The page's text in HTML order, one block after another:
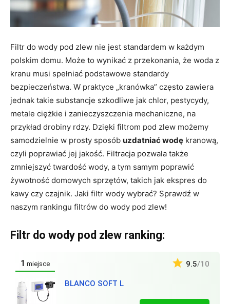
Filtr do wody pod zlew nie jest standardem w każdym
polskim domu. Może to wynikać z przekonania, że woda z
kranu musi spełniać podstawowe standardy
bezpieczeństwa. W praktyce „kranówka” często zawiera
jednak takie substancje szkodliwe jak chlor, pestycydy,
metale ciężkie i zanieczyszczenia mechaniczne, na
przykład drobiny rdzy. Dzięki filtrom pod zlew możemy
samodzielnie w prosty sposób uzdatniać wodę kranową,
czyli poprawiać jej jakość. Filtracja pozwala także
zmniejszyć twardość wody, a tym samym poprawić
żywotność domowych sprzętów, takich jak ekspres do
kawy czy czajnik. Jaki filtr wody wybrać? Sprawdź w
naszym rankingu filtrów do wody pod zlew!
Filtr do wody pod zlew ranking:
1 miejsce
BLANCO SOFT L
9.5/10